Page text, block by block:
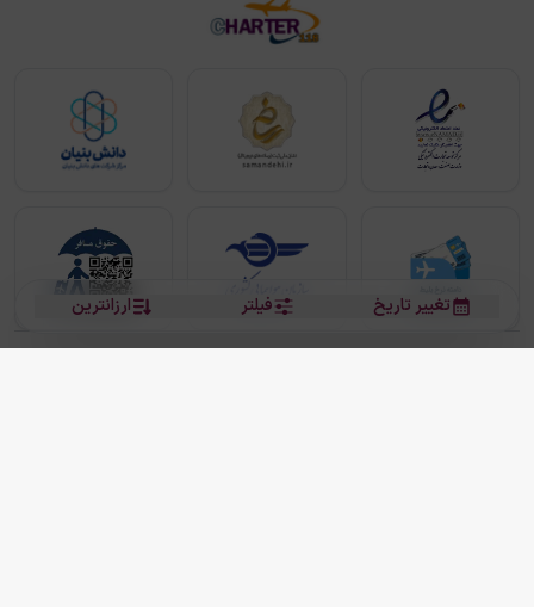
ارزانترین فیلتر تغییر تاریخ